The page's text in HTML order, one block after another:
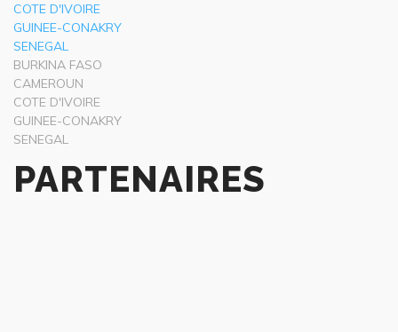
COTE D'IVOIRE
GUINEE-CONAKRY
SENEGAL
BURKINA FASO
CAMEROUN
COTE D'IVOIRE
GUINEE-CONAKRY
SENEGAL
PARTENAIRES